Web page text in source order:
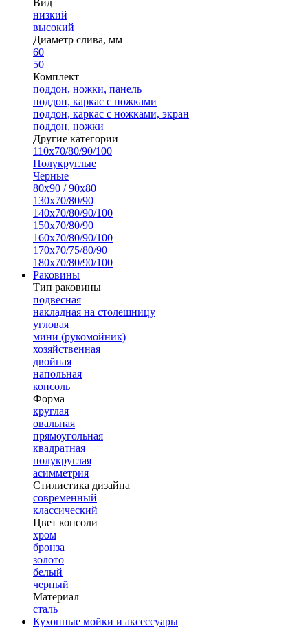
Вид
низкий
высокий
Диаметр слива, мм
60
50
Комплект
поддон, ножки, панель
поддон, каркас с ножками
поддон, каркас с ножками, экран
поддон, ножки
Другие категории
110х70/80/90/100
Полукруглые
Черные
80х90 / 90х80
130х70/80/90
140х70/80/90/100
150х70/80/90
160х70/80/90/100
170х70/75/80/90
180х70/80/90/100
Раковины
Тип раковины
подвесная
накладная на столешницу
угловая
мини (рукомойник)
хозяйственная
двойная
напольная
консоль
Форма
круглая
овальная
прямоугольная
квадратная
полукруглая
асимметрия
Стилистика дизайна
современный
классический
Цвет консоли
хром
бронза
золото
белый
черный
Материал
сталь
Кухонные мойки и аксессуары